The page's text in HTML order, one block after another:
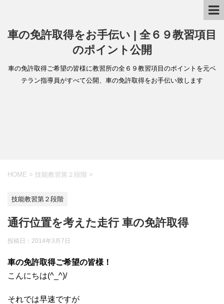
車の免許取得をお手伝い | 全６９教習項目
のポイント公開
車の免許取得ご希望の皆様に教習所の全６９教習項目のポイントを元ベ
テラン指導員がすべて公開、車の免許取得をお手伝い致します
HOME > 技能教習第２段階 >
技能教習第２段階
通行位置を考えた走行 車の免許取得
投稿日： 2014年3月7日
車の免許取得ご希望の皆様！
こんにちは(^_^)/
それでは早速ですが